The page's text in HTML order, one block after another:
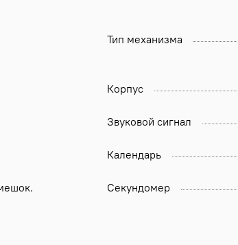
Тип механизма
Корпус
Звуковой сигнал
Календарь
Секундомер